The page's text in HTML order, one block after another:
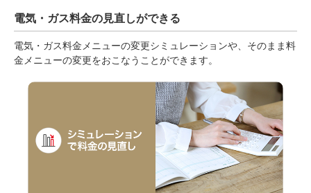
電気・ガス料金の見直しができる
電気・ガス料金メニューの変更シミュレーションや、そのまま料
金メニューの変更をおこなうことができます。